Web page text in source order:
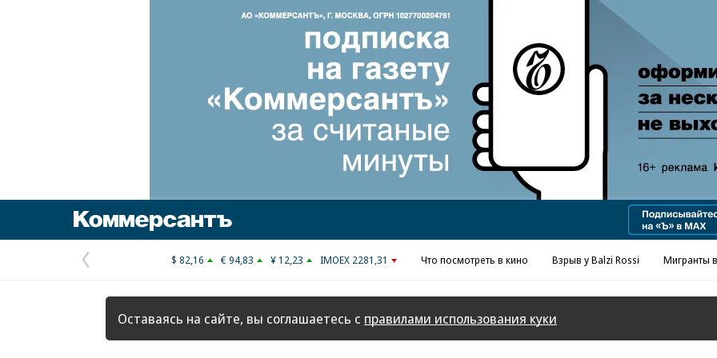
Реклама в «Ъ» www.kommersant.ru/ad
Предыдущая
страница
$ 82,16 € 94,83 ¥ 12,23 IMOEX 2281,31 Что посмотреть в кино Взрыв у Balzi Rossi Мигранты
Оставаясь на сайте, вы соглашаетесь с правилами использования куки